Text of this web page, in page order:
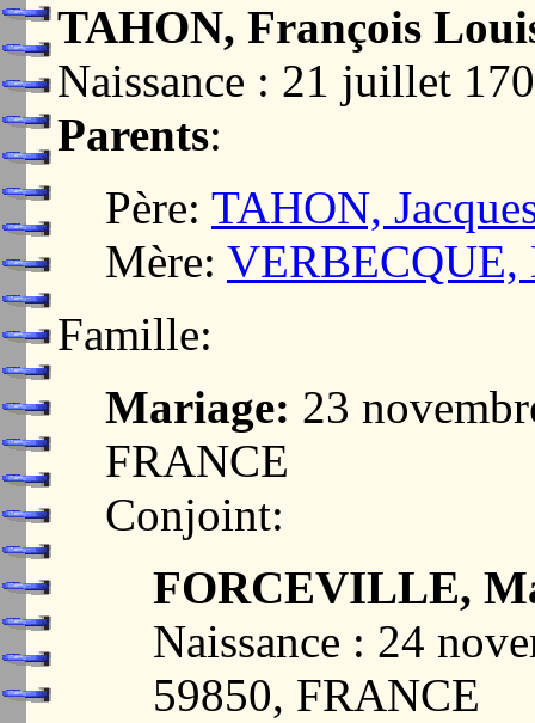
TAHON, François
Naissance : 21 juillet
Parents:
Père: TAHON,
Mère: VERBECQUE,
Famille:
Mariage: 23
FRANCE
Conjoint:
FORCEVILLE,
Naissance : 24
59850, FRANCE